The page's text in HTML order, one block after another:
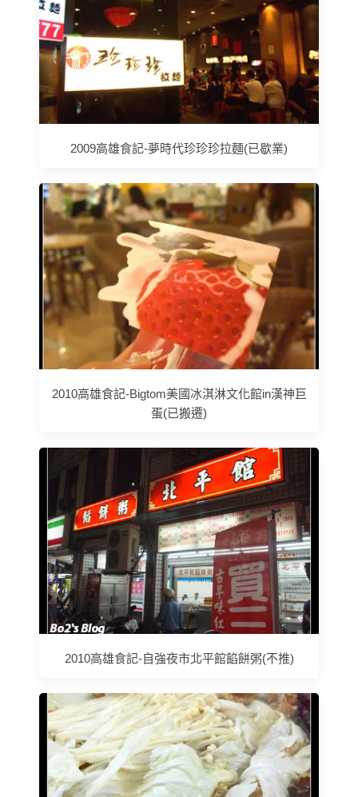
2009高雄食記-夢時代珍珍珍拉麵(已歇業)
2010高雄食記-Bigtom美國冰淇淋文化館in漢神巨
蛋(已搬遷)
2010高雄食記-自強夜市北平館餡餅粥(不推)